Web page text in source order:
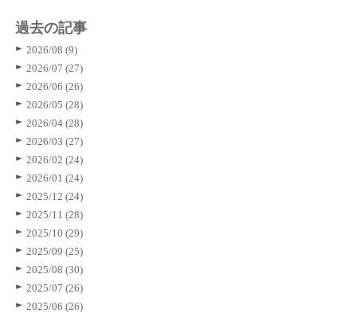
過去の記事
2026/08 (9)
2026/07 (27)
2026/06 (26)
2026/05 (28)
2026/04 (28)
2026/03 (27)
2026/02 (24)
2026/01 (24)
2025/12 (24)
2025/11 (28)
2025/10 (29)
2025/09 (25)
2025/08 (30)
2025/07 (26)
2025/06 (26)